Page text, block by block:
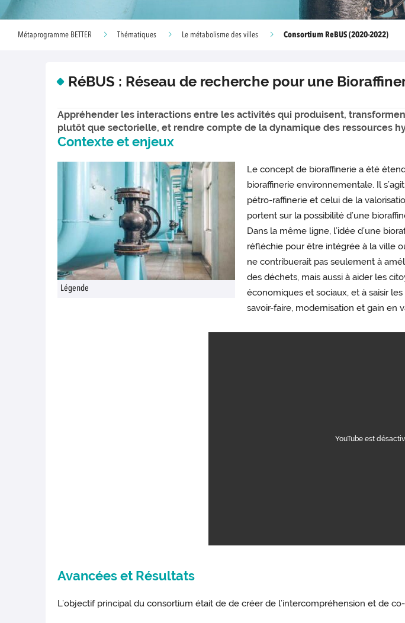
Métaprogramme BETTER Thématiques Le métabolisme des villes Consortium ReBUS (2020-2022)
RéBUS : Réseau de recherche pour une
Appréhender les interactions entre les activités qui produisent,
plutôt que sectorielle, et rendre compte de la dynamique des ressources
Contexte et enjeux
Légende
Le concept de bioraffinerie a été
bioraffinerie environnementale. Il
pétro-raffinerie et celui de la
portent sur la possibilité d’une
Dans la même ligne, l’idée d’une
réfléchie pour être intégrée à la ville
ne contribuerait pas seulement à
des déchets, mais aussi à aider les
économiques et sociaux, et à saisir
savoir-faire, modernisation et gain en
YouTube est
Avancées et Résultats
L’objectif principal du consortium était de de créer de l’intercompréhension et de